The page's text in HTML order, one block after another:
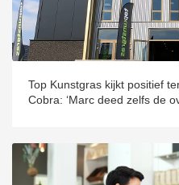
Top Kunstgras kijkt positief
Cobra: ‘Marc deed zelfs de